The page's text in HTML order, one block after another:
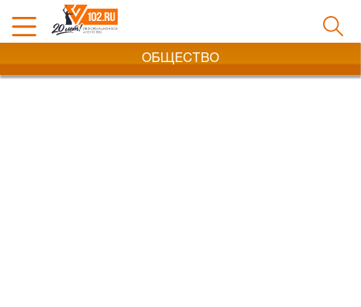
ОБЩЕСТВО